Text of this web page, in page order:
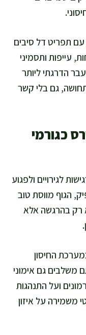
תפריט דל סיבים
עייפות ותסמיני
הדרגתי ליותר
גם בלי קשר
כגורמי
לגירויים ולפגוע
הגוף מווסת טוב
רק בהרגשה אלא
החיסון
משלבים גם אימוני
ועל התנהגות
משמירה על איזון